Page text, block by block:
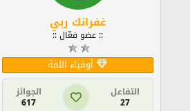
غفرانك ربي
:: عضو فعّال ::
أوفياء اللمة
التفاعل
27
الجوائز
617